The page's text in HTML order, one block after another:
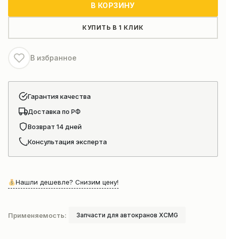
большой
(425х125)
В КОРЗИНУ
КУПИТЬ В 1 КЛИК
В избранное
Гарантия качества
Доставка по РФ
Возврат 14 дней
Консультация эксперта
Нашли дешевле? Снизим цену!
Применяемость: Запчасти для автокранов XCMG